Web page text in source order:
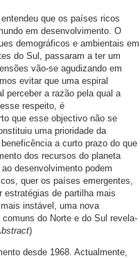
que os países ricos
em desenvolvimento. O
demográficos e ambientais em
do Sul, passaram a ter um
vão-se agudizando em
evitar que uma espiral
perceber a razão pela qual a
respeito, é
que esse objectivo não se
uma prioridade da
a curto prazo do que
dos recursos do planeta
desenvolvimento podem
quer os países emergentes,
de partilha mais
instável, uma nova
do Norte e do Sul revela-
)
desde 1968. Actualmente,